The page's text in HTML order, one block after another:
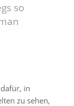
so
in
zu sehen,